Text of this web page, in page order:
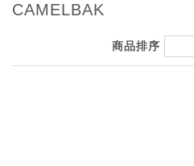
CAMELBAK
商品排序